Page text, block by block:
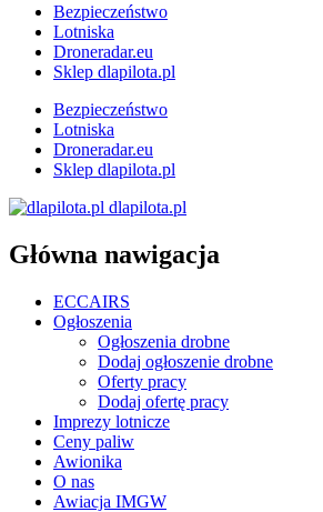
Bezpieczeństwo
Lotniska
Droneradar.eu
Sklep dlapilota.pl
Bezpieczeństwo
Lotniska
Droneradar.eu
Sklep dlapilota.pl
dlapilota.pl
Główna nawigacja
ECCAIRS
Ogłoszenia
Ogłoszenia drobne
Dodaj ogłoszenie drobne
Oferty pracy
Dodaj ofertę pracy
Imprezy lotnicze
Ceny paliw
Awionika
O nas
Awiacja IMGW